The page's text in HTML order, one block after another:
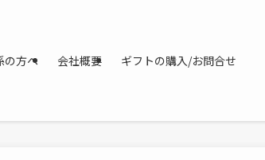
の方へ 会社概要 ギフトの購入/お問合せ